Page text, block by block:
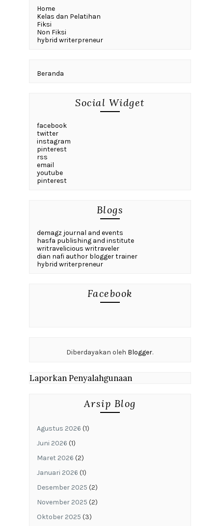
Home
Kelas dan Pelatihan
Fiksi
Non Fiksi
hybrid writerpreneur
Beranda
Social Widget
facebook
twitter
instagram
pinterest
rss
email
youtube
pinterest
Blogs
demagz journal and events
hasfa publishing and institute
writravelicious writraveler
dian nafi author blogger trainer
hybrid writerpreneur
Facebook
Diberdayakan oleh Blogger.
Laporkan Penyalahgunaan
Arsip Blog
Agustus 2026 (1)
Juni 2026 (1)
Maret 2026 (2)
Januari 2026 (1)
Desember 2025 (2)
November 2025 (2)
Oktober 2025 (3)